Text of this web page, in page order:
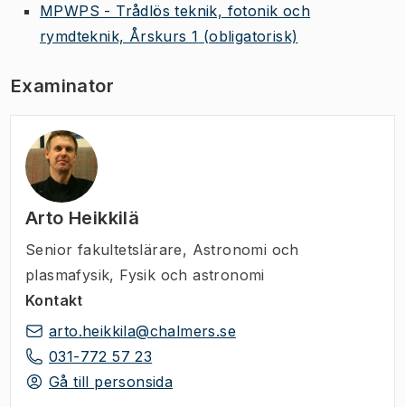
MPWPS - Trådlös teknik, fotonik och
rymdteknik, Årskurs 1 (obligatorisk)
Examinator
Arto Heikkilä
Senior fakultetslärare, Astronomi och
plasmafysik, Fysik och astronomi
Kontakt
arto.heikkila@chalmers.se
031-772 57 23
Gå till personsida